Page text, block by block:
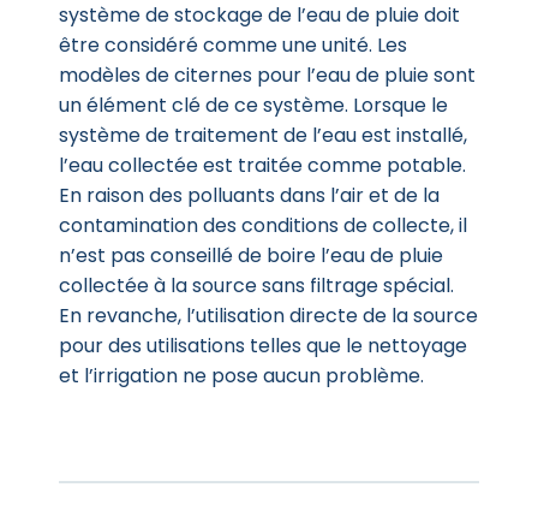
système de stockage de l’eau de pluie doit
être considéré comme une unité. Les
modèles de citernes pour l’eau de pluie sont
un élément clé de ce système. Lorsque le
système de traitement de l’eau est installé,
l’eau collectée est traitée comme potable.
En raison des polluants dans l’air et de la
contamination des conditions de collecte, il
n’est pas conseillé de boire l’eau de pluie
collectée à la source sans filtrage spécial.
En revanche, l’utilisation directe de la source
pour des utilisations telles que le nettoyage
et l’irrigation ne pose aucun problème.